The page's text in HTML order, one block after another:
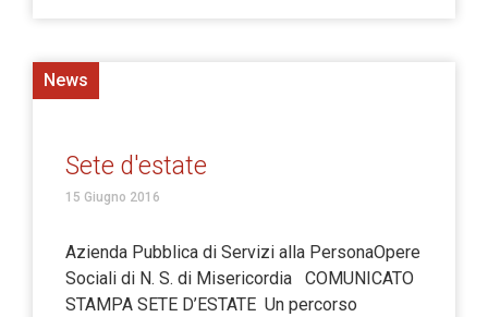
News
Sete d'estate
15 Giugno 2016
Azienda Pubblica di Servizi alla PersonaOpere
Sociali di N. S. di Misericordia COMUNICATO
STAMPA SETE D’ESTATE Un percorso